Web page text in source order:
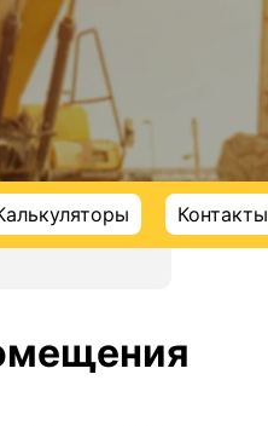
Контакты